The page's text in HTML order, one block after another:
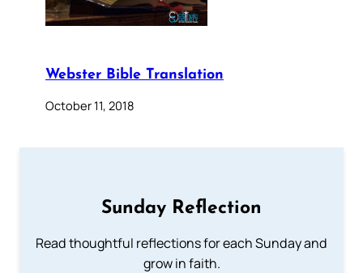
Webster Bible Translation
October 11, 2018
Sunday Reflection
Read thoughtful reflections for each Sunday and
grow in faith.